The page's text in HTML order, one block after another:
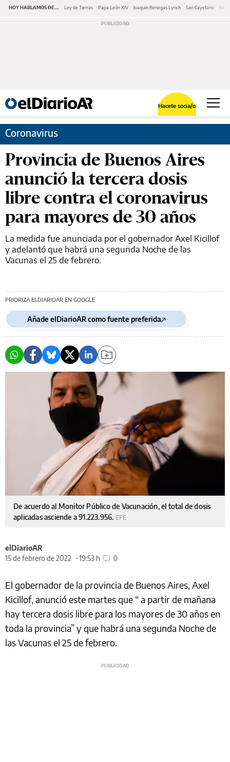
HOY HABLAMOS DE... Ley de Tierras Papa León XIV Joaquín Benegas Lynch San Cayetano
Hacete socia/o
Coronavirus
Provincia de Buenos Aires
anunció la tercera dosis
libre contra el coronavirus
para mayores de 30 años
La medida fue anunciada por el gobernador Axel Kicillof
y adelantó que habrá una segunda Noche de las
Vacunas el 25 de febrero.
PRIORIZA ELDIARIOAR EN GOOGLE
Añade elDiarioAR como fuente preferida
De acuerdo al Monitor Público de Vacunación, el total de dosis
aplicadas asciende a 91.223.956. EFE
elDiarioAR
15 de febrero de 2022
19:53 h 0
El gobernador de la provincia de Buenos Aires, Axel
Kicillof, anunció este martes que “ a partir de mañana
hay tercera dosis libre para los mayores de 30 años en
toda la provincia” y que habrá una segunda Noche de
las Vacunas el 25 de febrero.